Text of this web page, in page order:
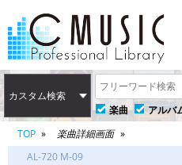
カスタム検索
楽曲
アルバ
TOP
楽曲詳細画面
AL-720 M-09